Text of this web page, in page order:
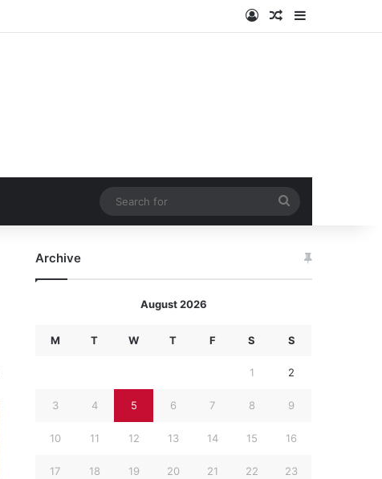
Log InRandom Article
Sidebar
for
Archive
August 2026
M T W T F S S
1 2
3 4 5 6 7 8 9
10 11 12 13 14 15 16
17 18 19 20 21 22 23